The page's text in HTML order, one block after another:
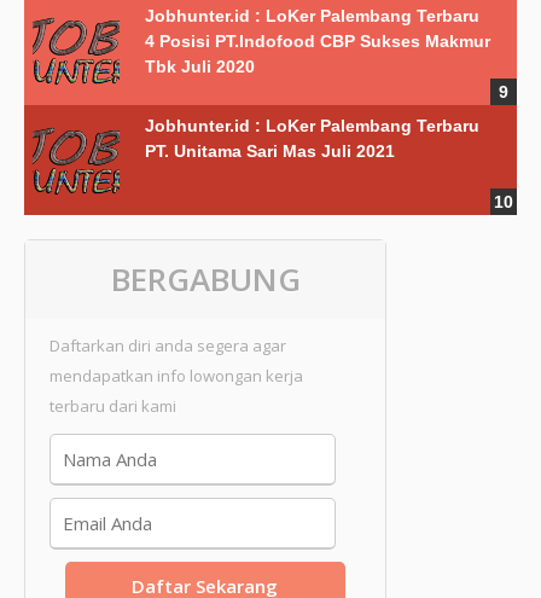
Jobhunter.id : LoKer Palembang Terbaru
4 Posisi PT.Indofood CBP Sukses Makmur
Tbk Juli 2020
Jobhunter.id : LoKer Palembang Terbaru
PT. Unitama Sari Mas Juli 2021
BERGABUNG
Daftarkan diri anda segera agar
mendapatkan info lowongan kerja
terbaru dari kami